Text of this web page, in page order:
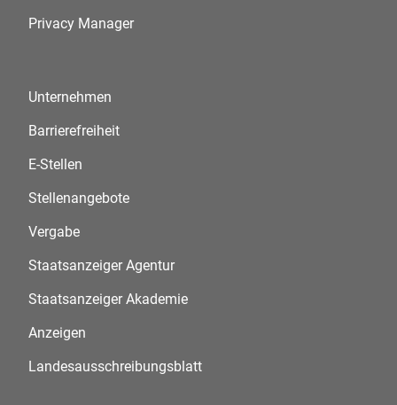
Privacy Manager
Unternehmen
Barrierefreiheit
E-Stellen
Stellenangebote
Vergabe
Staatsanzeiger Agentur
Staatsanzeiger Akademie
Anzeigen
Landesausschreibungsblatt